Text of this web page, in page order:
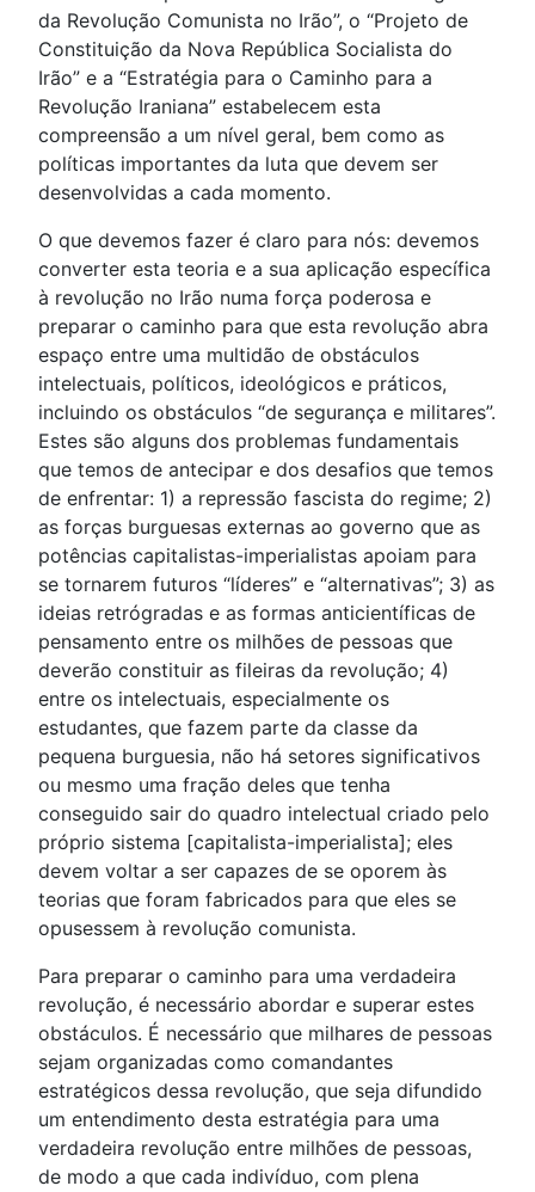
da Revolução Comunista no Irão”, o “Projeto de
Constituição da Nova República Socialista do
Irão” e a “Estratégia para o Caminho para a
Revolução Iraniana” estabelecem esta
compreensão a um nível geral, bem como as
políticas importantes da luta que devem ser
desenvolvidas a cada momento.
O que devemos fazer é claro para nós: devemos
converter esta teoria e a sua aplicação específica
à revolução no Irão numa força poderosa e
preparar o caminho para que esta revolução abra
espaço entre uma multidão de obstáculos
intelectuais, políticos, ideológicos e práticos,
incluindo os obstáculos “de segurança e militares”.
Estes são alguns dos problemas fundamentais
que temos de antecipar e dos desafios que temos
de enfrentar: 1) a repressão fascista do regime; 2)
as forças burguesas externas ao governo que as
potências capitalistas-imperialistas apoiam para
se tornarem futuros “líderes” e “alternativas”; 3) as
ideias retrógradas e as formas anticientíficas de
pensamento entre os milhões de pessoas que
deverão constituir as fileiras da revolução; 4)
entre os intelectuais, especialmente os
estudantes, que fazem parte da classe da
pequena burguesia, não há setores significativos
ou mesmo uma fração deles que tenha
conseguido sair do quadro intelectual criado pelo
próprio sistema [capitalista-imperialista]; eles
devem voltar a ser capazes de se oporem às
teorias que foram fabricados para que eles se
opusessem à revolução comunista.
Para preparar o caminho para uma verdadeira
revolução, é necessário abordar e superar estes
obstáculos. É necessário que milhares de pessoas
sejam organizadas como comandantes
estratégicos dessa revolução, que seja difundido
um entendimento desta estratégia para uma
verdadeira revolução entre milhões de pessoas,
de modo a que cada indivíduo, com plena